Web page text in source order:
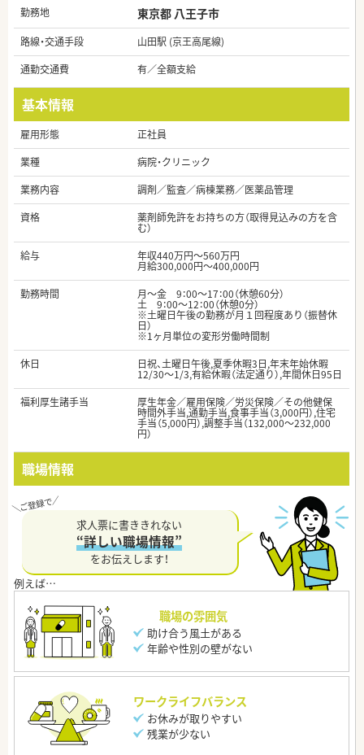
勤務地 東京都 八王子市
路線・交通手段
山田駅 (京王高尾線)
通勤交通費
有／全額支給
基本情報
雇用形態
正社員
業種
病院・クリニック
業務内容
調剤／監査／病棟業務／医薬品管理
資格
薬剤師免許をお持ちの方（取得見込みの方を含
む）
給与
年収440万円～560万円
月給300,000円～400,000円
勤務時間
月～金 9：00～17：00（休憩60分）
土 9：00～12：00（休憩0分）
※土曜日午後の勤務が月１回程度あり（振替休
日）
※1ヶ月単位の変形労働時間制
休日
日祝、土曜日午後,夏季休暇3日,年末年始休暇
12/30～1/3,有給休暇（法定通り）,年間休日95日
福利厚生諸手当
厚生年金／雇用保険／労災保険／その他健保
時間外手当,通勤手当,食事手当（3,000円）,住宅
手当（5,000円）,調整手当（132,000～232,000
円）
職場情報
求人票に書ききれない
“詳しい職場情報”
をお伝えします！
職場の雰囲気
助け合う風土がある
年齢や性別の壁がない
ワークライフバランス
お休みが取りやすい
残業が少ない